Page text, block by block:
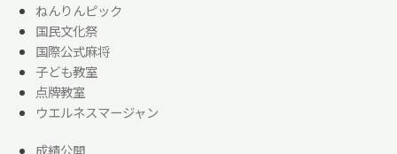
ねんりんピック
国民文化祭
国際公式麻将
子ども教室
点牌教室
ウエルネスマージャン
成績公開